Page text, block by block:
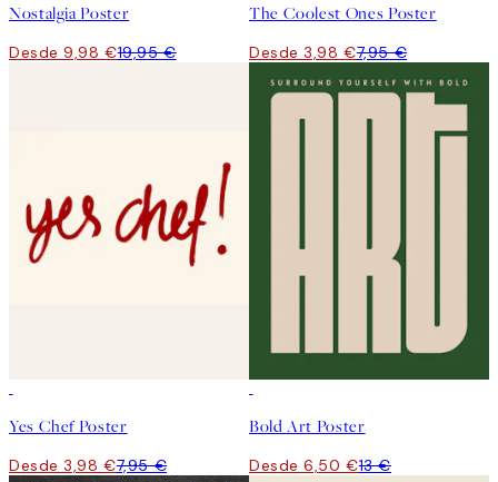
Nostalgia Poster
Desde 9,98 €19,95 €
The Coolest Ones Poster
Desde 3,98 €7,95 €
Yes Chef Poster
Desde 3,98 €7,95 €
Bold Art Poster
Desde 6,50 €13 €